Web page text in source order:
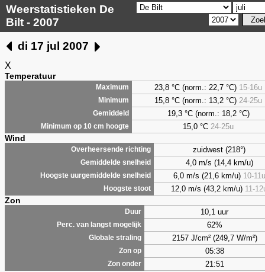
Weerstatistieken De
Bilt - 2007
di 17 jul 2007
X
Temperatuur
Maximum 23,8 °C (norm.: 22,7 °C) 15-16u
Minimum 15,8 °C (norm.: 13,2 °C) 24-25u
Gemiddeld 19,3 °C (norm.: 18,2 °C)
Minimum op 10 cm hoogte 15,0 °C 24-25u
Wind
Overheersende richting zuidwest (218°)
Gemiddelde snelheid 4,0 m/s (14,4 km/u)
Hoogste uurgemiddelde snelheid 6,0 m/s (21,6 km/u) 10-11u
Hoogste stoot 12,0 m/s (43,2 km/u) 11-
Zon
Duur 10,1 uur
Perc. van langst mogelijk 62%
Globale straling 2157 J/cm² (249,7 W/m²)
Zon op 05:38
Zon onder 21:51